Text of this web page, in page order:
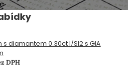
s diamantem 0.30ct I/SI2 s GIA
DPH